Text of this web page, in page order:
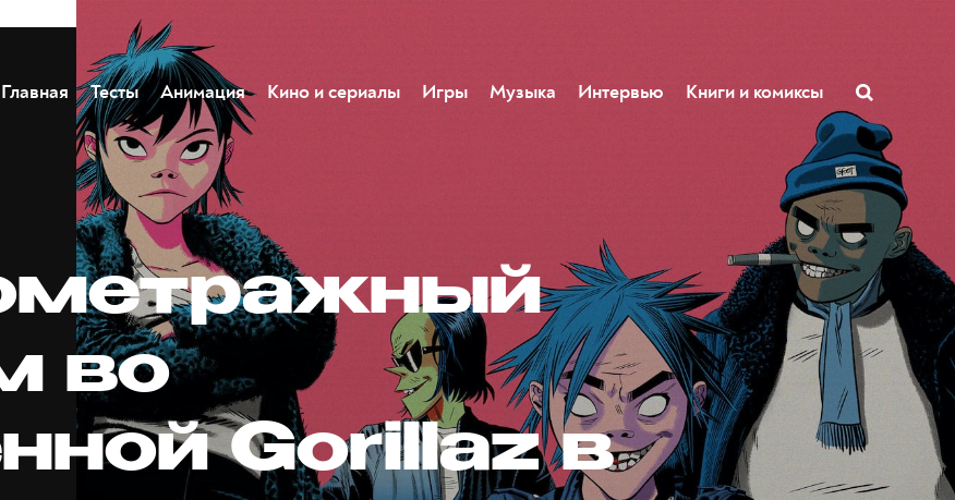
Главная Тесты Анимация Кино и сериалы Игры Музыка Интервью Книги и комиксы
во
Gorillaz в